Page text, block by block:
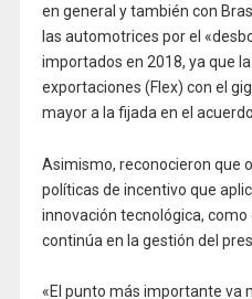
en general y también con
las automotrices por el
importados en 2018, ya que
exportaciones (Flex) con el
mayor a la fijada en el
Asimismo, reconocieron que
políticas de incentivo que
innovación tecnológica,
continúa en la gestión del
«El punto más importante va